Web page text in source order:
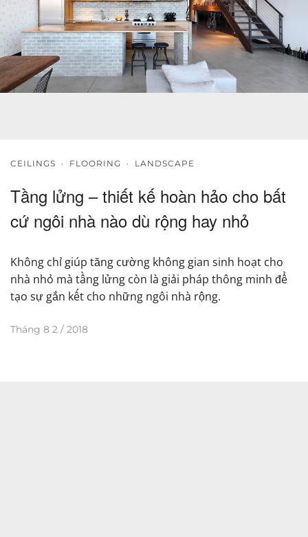
CEILINGS · FLOORING · LANDSCAPE
Tầng lửng – thiết kế hoàn hảo cho bất
cứ ngôi nhà nào dù rộng hay nhỏ
Không chỉ giúp tăng cường không gian sinh hoạt cho
nhà nhỏ mà tầng lửng còn là giải pháp thông minh để
tạo sự gắn kết cho những ngôi nhà rộng.
Tháng 8 2 / 2018